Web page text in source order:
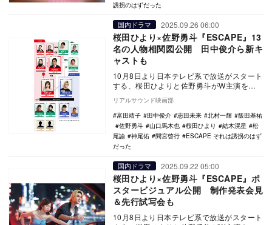
誘拐のはずだった
国内ドラマ 2025.09.26 06:00
桜田ひより×佐野勇斗『ESCAPE』13
名の人物相関図公開 田中俊介ら新キ
ャストも
10月8日より日本テレビ系で放送がスタート
する、桜田ひよりと佐野勇斗がW主演を務
める新水曜ドラマ『ESCAPE それは誘拐の
はず…
リアルサウンド映画部
富田靖子
田中俊介 志田未来 北村一輝
飯田基祐
佐野勇斗
山口馬木也 桜田ひより 結木滉星
松
尾諭
神尾佑 間宮啓行
ESCAPE それは誘拐のはず
だった
国内ドラマ 2025.09.22 05:00
桜田ひより×佐野勇斗『ESCAPE』ポ
スタービジュアル公開 制作発表会見
＆先行試写会も
10月8日より日本テレビ系で放送がスタート